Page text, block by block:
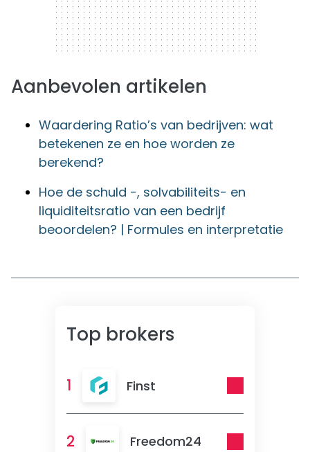
Aanbevolen artikelen
Waardering Ratio’s van bedrijven: wat
betekenen ze en hoe worden ze
berekend?
Hoe de schuld -, solvabiliteits- en
liquiditeitsratio van een bedrijf
beoordelen? | Formules en interpretatie
Top brokers
1 Finst
2 Freedom24